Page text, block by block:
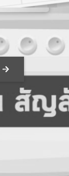
าไม่อันตราย